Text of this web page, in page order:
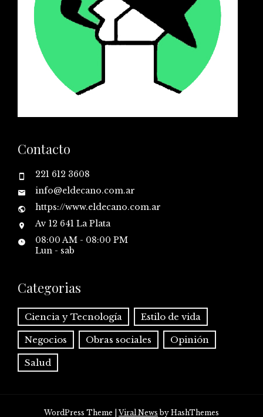
Contacto
221 612 3608
info@eldecano.com.ar
https://www.eldecano.com.ar
Av 12 641 La Plata
08:00 AM - 08:00 PM
Lun - sab
Categorias
Ciencia y Tecnología Estilo de vida
Negocios Obras sociales Opinión
Salud
WordPress Theme |Viral News by HashThemes